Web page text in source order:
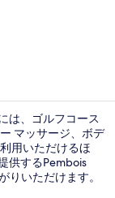
は、ゴルフコース
マッサージ、ボデ
用いただけるほ
供するPembois
いただけます。